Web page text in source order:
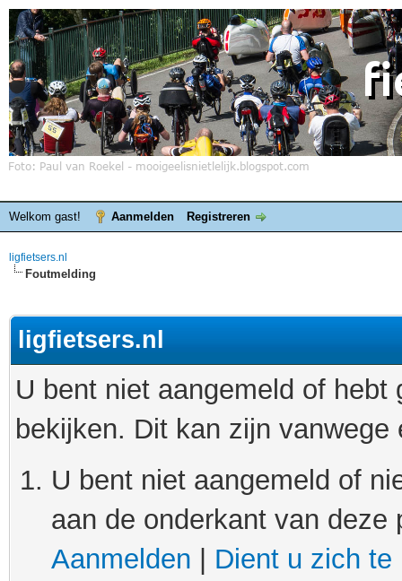
Welkom gast! Aanmelden Registreren
ligfietsers.nl
Foutmelding
ligfietsers.nl
U bent niet aangemeld of
bekijken. Dit kan zijn
U bent niet aangemeld of
aan de onderkant van
Aanmelden
Dient u zich te